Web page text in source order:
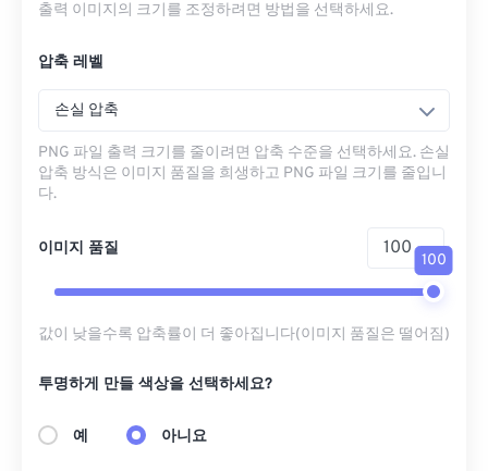
출력 이미지의 크기를 조정하려면 방법을 선택하세요.
압축 레벨
손실 압축
PNG 파일 출력 크기를 줄이려면 압축 수준을 선택하세요. 손실
압축 방식은 이미지 품질을 희생하고 PNG 파일 크기를 줄입니
다.
이미지 품질
100
값이 낮을수록 압축률이 더 좋아집니다(이미지 품질은 떨어짐)
투명하게 만들 색상을 선택하세요?
예 아니요